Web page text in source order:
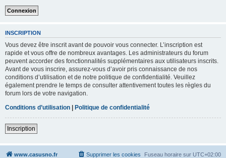
INSCRIPTION
Vous devez être inscrit avant de pouvoir vous connecter. L’inscription est
rapide et vous offre de nombreux avantages. Les administrateurs du forum
peuvent accorder des fonctionnalités supplémentaires aux utilisateurs inscrits.
Avant de vous inscrire, assurez-vous d’avoir pris connaissance de nos
conditions d’utilisation et de notre politique de confidentialité. Veuillez
également prendre le temps de consulter attentivement toutes les règles du
forum lors de votre navigation.
Conditions d’utilisation | Politique de confidentialité
Inscription
www.casusno.fr Fuseau horaire sur UTC+02:00
Supprimer les cookies